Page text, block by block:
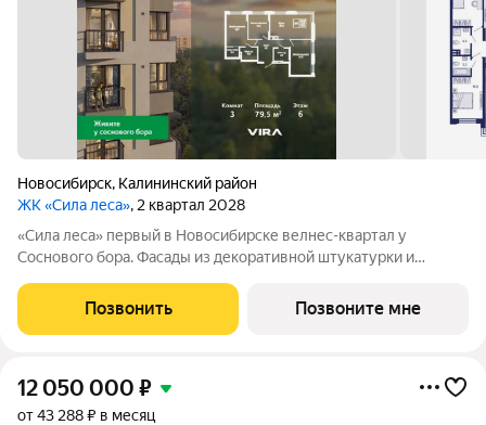
Новосибирск, Калининский район
ЖК «Сила леса», 2 квартал 2028
«Сила леса» первый в Новосибирске велнес-квартал у
Соснового бора. Фасады из декоративной штукатурки и
архитектуру с природой. Панорамное остекление и богатая
инфраструктура создают новый стандарт
Позвонить Позвоните мне
12 050 000 ₽
от 43 288 ₽ в месяц